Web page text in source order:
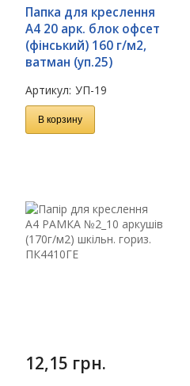
Папка для креслення
А4 20 арк. блок офсет
(фінський) 160 г/м2,
ватман (уп.25)
Артикул: УП-19
В корзину
12,15 грн.